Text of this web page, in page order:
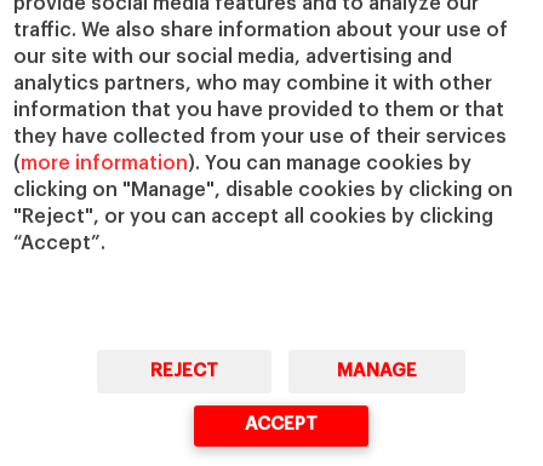
provide social media features and to analyze our
traffic. We also share information about your use of
our site with our social media, advertising and
analytics partners, who may combine it with other
information that you have provided to them or that
they have collected from your use of their services
(more information). You can manage cookies by
clicking on "Manage", disable cookies by clicking on
"Reject", or you can accept all cookies by clicking
“Accept”.
REJECT MANAGE
ACCEPT
Masters & PhD
Master in Finance (MiF)
Master in Management (MiM)
Master in Business Administration
Executive Master in Business
Administration
Global Executive Master in Business
Executive Education
Programas para particulares
Programas para empresas
Programas online
Claustro e investigación Conoce el IESE